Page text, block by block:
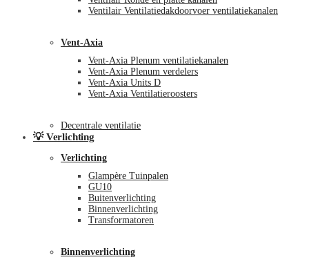
Ventilair Ventilatiedakdoorvoer ventilatiekanalen
Vent-Axia
Vent-Axia Plenum ventilatiekanalen
Vent-Axia Plenum verdelers
Vent-Axia Units D
Vent-Axia Ventilatieroosters
Decentrale ventilatie
💡 Verlichting
Verlichting
Glampère Tuinpalen
GU10
Buitenverlichting
Binnenverlichting
Transformatoren
Binnenverlichting